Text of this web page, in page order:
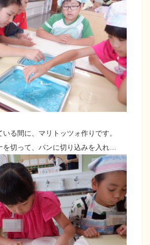
る間に、マリトッツォ作りです。
を切って、パンに切り込みを入れ…